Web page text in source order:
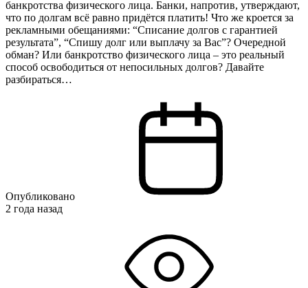
банкротства физического лица. Банки, напротив, утверждают,
что по долгам всё равно придётся платить! Что же кроется за
рекламными обещаниями: “Списание долгов с гарантией
результата”, “Спишу долг или выплачу за Вас”? Очередной
обман? Или банкротство физического лица – это реальный
способ освободиться от непосильных долгов? Давайте
разбираться…
Опубликовано
2 года назад